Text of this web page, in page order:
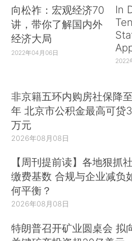
向松祚：宏观经济70
讲，带你了解国内外
经济大局
2022年04月06日
In
2022
非京籍五环内购房社保降
年 北京市公积金最高可贷
万元
2026年08月08日
【周刊提前读】各地狠抓
缴费基数 合规与企业减负
何平衡？
2026年08月08日
特朗普召开矿业圆桌会 拟